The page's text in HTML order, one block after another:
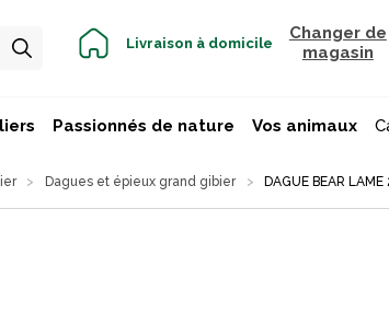
Livraison à domicile
Changer de
magasin
Passionnés de nature Vos animaux
Dagues et épieux grand gibier DAGUE BEAR LAME